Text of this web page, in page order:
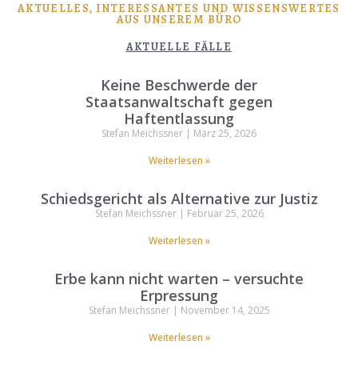
AKTUELLES, INTERESSANTES UND WISSENSWERTES
AUS UNSEREM BÜRO
AKTUELLE FÄLLE
Keine Beschwerde der
Staatsanwaltschaft gegen
Haftentlassung
Stefan Meichssner
März 25, 2026
Weiterlesen »
Schiedsgericht als Alternative zur Justiz
Stefan Meichssner
Februar 25, 2026
Weiterlesen »
Erbe kann nicht warten – versuchte
Erpressung
Stefan Meichssner
November 14, 2025
Weiterlesen »